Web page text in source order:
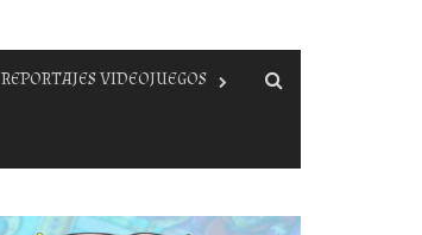
REPORTAJES VIDEOJUEGOS